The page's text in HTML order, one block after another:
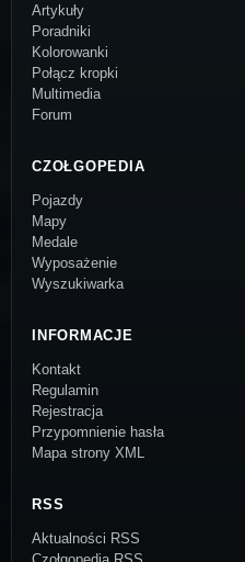
Artykuły
Poradniki
Kolorowanki
Połącz kropki
Multimedia
Forum
CZOŁGOPEDIA
Pojazdy
Mapy
Medale
Wyposażenie
Wyszukiwarka
INFORMACJE
Kontakt
Regulamin
Rejestracja
Przypomnienie hasła
Mapa strony XML
RSS
Aktualności RSS